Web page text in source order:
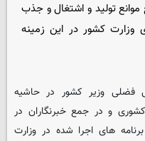
تولید و اشتغال و جذب
وزارت کشور در این زمینه
فضلی وزیر کشور در حاشیه
و در جمع خبرنگاران در
های اجرا شده در وزارت